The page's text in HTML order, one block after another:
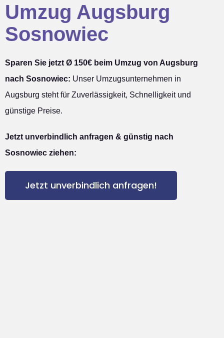
Umzug Augsburg
Sosnowiec
Sparen Sie jetzt Ø 150€ beim Umzug von Augsburg
nach Sosnowiec: Unser Umzugsunternehmen in
Augsburg steht für Zuverlässigkeit, Schnelligkeit und
günstige Preise.
Jetzt unverbindlich anfragen & günstig nach
Sosnowiec ziehen:
Jetzt unverbindlich anfragen!